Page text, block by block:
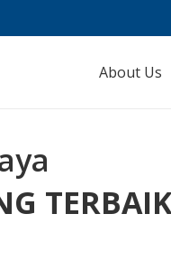
About Us